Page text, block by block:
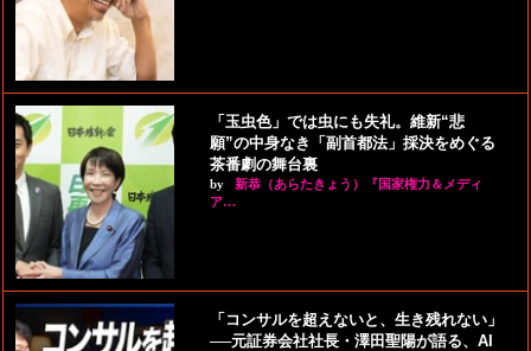
「玉虫色」では虫にも失礼。維新“悲
願”の中身なき「副首都法」採決をめぐる
茶番劇の舞台裏
by
新恭（あらたきょう）『国家権力＆メディ
ア…
「コンサルを超えないと、生き残れない」
──元証券会社社長・澤田聖陽が語る、AI